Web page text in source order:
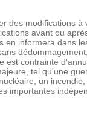
des modifications
avant ou
informera dans
est contrainte
tel qu'une
un
importantes